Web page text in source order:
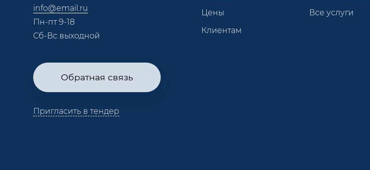
info@email.ru
Пн-пт 9-18
Сб-Вс выходной
Обратная связь
Пригласить в тендер
Цены
Клиентам
Все услуги